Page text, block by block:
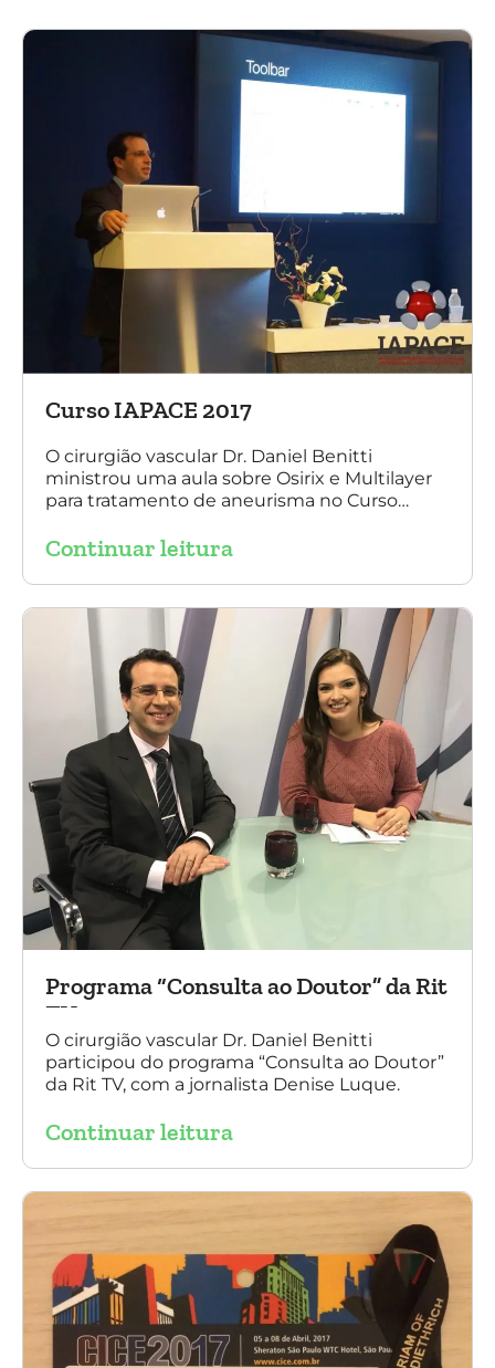
Curso IAPACE 2017
O cirurgião vascular Dr. Daniel Benitti
ministrou uma aula sobre Osirix e Multilayer
para tratamento de aneurisma no Curso
2017). Agradecemos a todos os participantes
Sergio Belczak pelo convite!
Continuar leitura
Programa “Consulta ao Doutor” da Rit
TV
O cirurgião vascular Dr. Daniel Benitti
participou do programa “Consulta ao Doutor”
da Rit TV, com a jornalista Denise Luque.
Continuar leitura